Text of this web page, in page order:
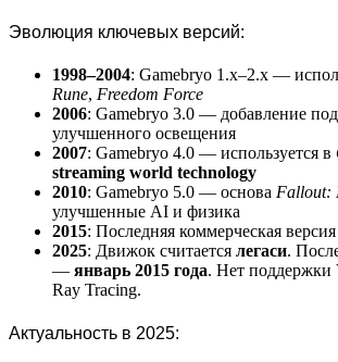
Эволюция ключевых версий:
1998–2004: Gamebryo 1.x–2.x —
Rune, Freedom Force
2006: Gamebryo 3.0 — добавление
улучшенного освещения
2007: Gamebryo 4.0 — используется в
streaming world technology
2010: Gamebryo 5.0 — основа Fallout:
улучшенные AI и физика
2015: Последняя коммерческая
2025: Движок считается легаси.
— январь 2015 года. Нет поддержки
Ray Tracing.
Актуальность в 2025: